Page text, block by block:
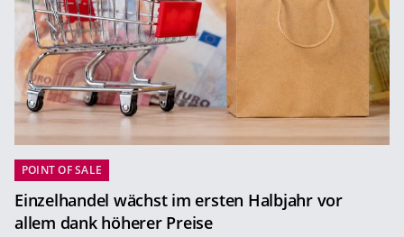
POINT OF SALE
Einzelhandel wächst im ersten Halbjahr vor
allem dank höherer Preise